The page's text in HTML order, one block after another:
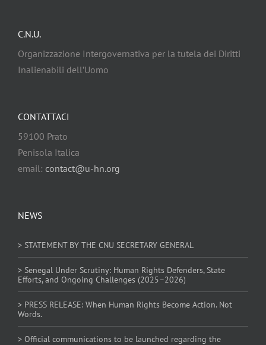
C.N.U.
Organizzazione Intergovernativa per la tutela dei Diritti
Inalienabili dell’Uomo
NEWS
> STATEMENT BY THE CNU SECRETARY GENERAL
> Senegal Under Scrutiny: Human Rights Defenders, State
Efforts, and Ongoing Challenges (2025–2026)
> PRESS RELEASE: When Human Rights Become Action. Not
Words.
> Official communications to be launched regarding the
CONTATTACI
59100 Prato
Penisola Italica
email: contact@u-hn.org